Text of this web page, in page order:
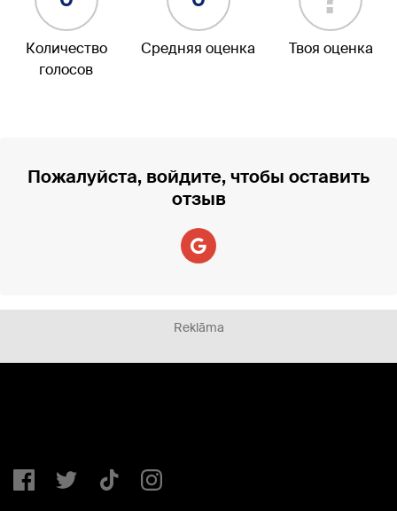
Количество
голосов
Средняя оценка Твоя оценка
Пожалуйста, войдите, чтобы оставить
отзыв
Reklāma